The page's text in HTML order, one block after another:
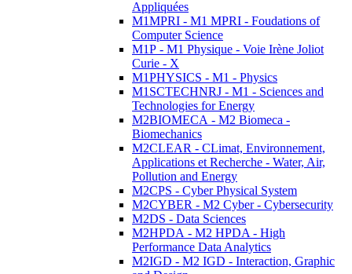
Appliquées
M1MPRI - M1 MPRI - Foudations of
Computer Science
M1P - M1 Physique - Voie Irène Joliot
Curie - X
M1PHYSICS - M1 - Physics
M1SCTECHNRJ - M1 - Sciences and
Technologies for Energy
M2BIOMECA - M2 Biomeca -
Biomechanics
M2CLEAR - CLimat, Environnement,
Applications et Recherche - Water, Air,
Pollution and Energy
M2CPS - Cyber Physical System
M2CYBER - M2 Cyber - Cybersecurity
M2DS - Data Sciences
M2HPDA - M2 HPDA - High
Performance Data Analytics
M2IGD - M2 IGD - Interaction, Graphic